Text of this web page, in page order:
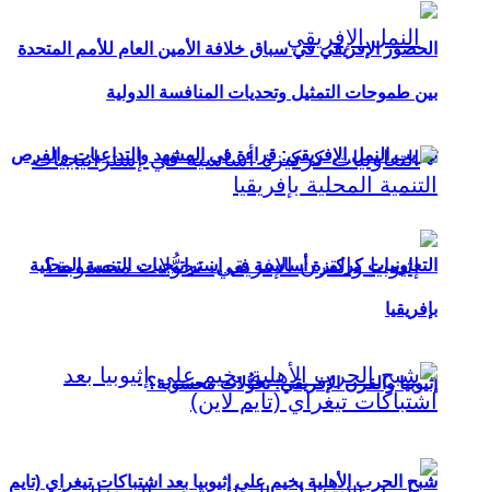
تهريب النمل الإفريقي: قراءة في المشهد والتداعيات والفرص
إثيوبيا والقرن الإفريقي: تحوُّلات محسوبة؟
الحضور الإفريقي في سباق خلافة الأمين العام للأمم المتحدة
بين طموحات التمثيل وتحديات المنافسة الدولية
التعاونيات كركيزة أساسية في إستراتيجيات التنمية المحلية
بإفريقيا
شبح الحرب الأهلية يخيم على إثيوبيا بعد اشتباكات تيغراي (تايم